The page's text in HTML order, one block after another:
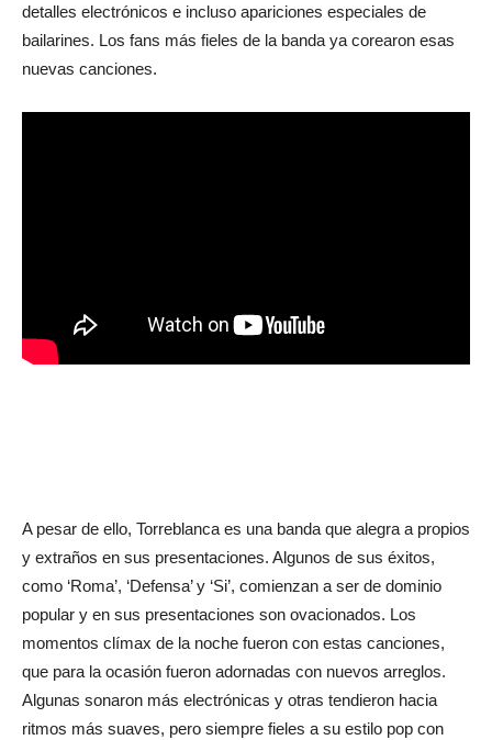
detalles electrónicos e incluso apariciones especiales de
bailarines. Los fans más fieles de la banda ya corearon esas
nuevas canciones.
A pesar de ello, Torreblanca es una banda que alegra a propios
y extraños en sus presentaciones. Algunos de sus éxitos,
como ‘Roma’, ‘Defensa’ y ‘Si’, comienzan a ser de dominio
popular y en sus presentaciones son ovacionados. Los
momentos clímax de la noche fueron con estas canciones,
que para la ocasión fueron adornadas con nuevos arreglos.
Algunas sonaron más electrónicas y otras tendieron hacia
ritmos más suaves, pero siempre fieles a su estilo pop con